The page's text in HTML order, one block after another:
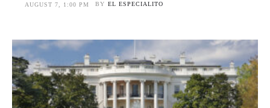
AUGUST 7, 1:00 PM BY EL ESPECIALITO